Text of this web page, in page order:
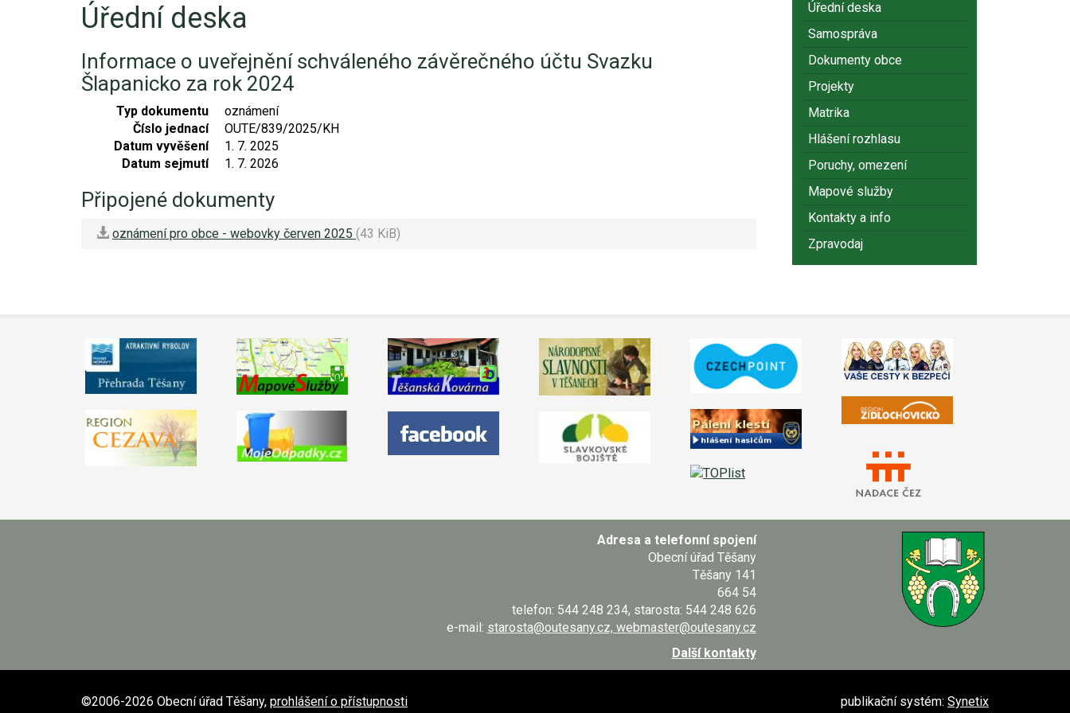
Úřední deska
Informace o uveřejnění schváleného závěrečného účtu Svazku
Šlapanicko za rok 2024
Typ dokumentu
oznámení
Číslo jednací
OUTE/839/2025/KH
Datum vyvěšení
1. 7. 2025
Datum sejmutí
1. 7. 2026
Připojené dokumenty
oznámení pro obce - webovky červen 2025 (43 KiB)
Úřední deska
Samospráva
Dokumenty obce
Projekty
Matrika
Hlášení rozhlasu
Poruchy, omezení
Mapové služby
Kontakty a info
Zpravodaj
Adresa a telefonní spojení
Obecní úřad Těšany
Těšany 141
664 54
telefon: 544 248 234, starosta: 544 248 626
e-mail: starosta@outesany.cz, webmaster@outesany.cz
Další kontakty
publikační systém: Synetix
©2006-2026 Obecní úřad Těšany, prohlášení o přístupnosti
Video - průlet dronem
Poruchy, omezení
Mapové služby
Nabídka práce
Smuteční oznámení